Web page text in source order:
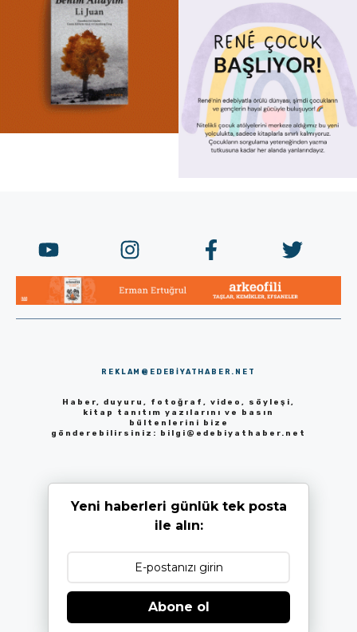
REKLAM@EDEBIYATHABER.NET
Haber, duyuru, fotoğraf, video, söyleşi,
kitap tanıtım yazılarını ve basın
bültenlerini bize
gönderebilirsiniz: bilgi@edebiyathaber.net
Yeni haberleri günlük tek posta
ile alın:
Abone ol